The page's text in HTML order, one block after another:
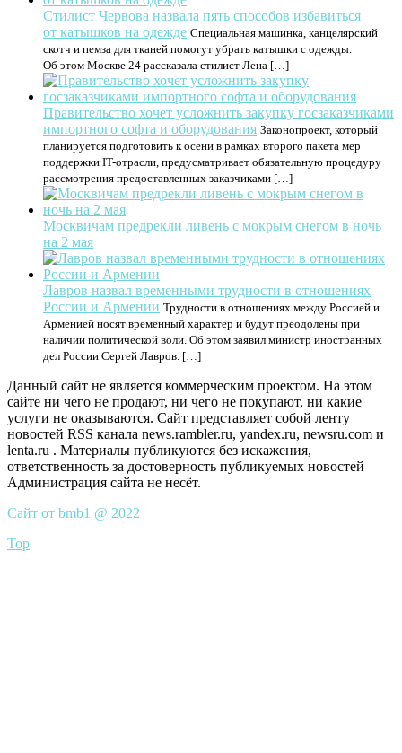
Стилист Червова назвала пять способов избавиться
от катышков на одежде Специальная машинка, канцелярский
скотч и пемза для тканей помогут убрать катышки с одежды.
Об этом Москве 24 рассказала стилист Лена […]
Правительство хочет усложнить закупку госзаказчиками
импортного софта и оборудования Законопроект, который
планируется подготовить к осени в рамках второго пакета мер
поддержки IT-отрасли, предусматривает обязательную процедуру
рассмотрения предоставленных заказчиками […]
Москвичам предрекли ливень с мокрым снегом в ночь
на 2 мая
Лавров назвал временными трудности в отношениях
России и Армении Трудности в отношениях между Россией и
Арменией носят временный характер и будут преодолены при
наличии политической воли. Об этом заявил министр иностранных
дел России Сергей Лавров. […]
Данный сайт не является коммерческим проектом. На этом
сайте ни чего не продают, ни чего не покупают, ни какие
услуги не оказываются. Сайт представляет собой ленту
новостей RSS канала news.rambler.ru, yandex.ru, newsru.com и
lenta.ru . Материалы публикуются без искажения,
ответственность за достоверность публикуемых новостей
Администрация сайта не несёт.
Сайт от bmb1 @ 2022
Top